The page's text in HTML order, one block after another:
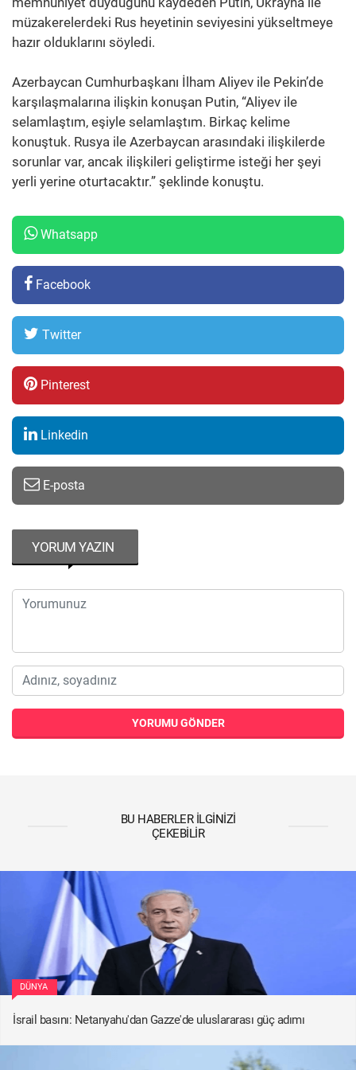
müzakerelerdeki Rus heyetinin seviyesini yükseltmeye
hazır olduklarını söyledi.
Azerbaycan Cumhurbaşkanı İlham Aliyev ile Pekin’de
karşılaşmalarına ilişkin konuşan Putin, “Aliyev ile
selamlaştım, eşiyle selamlaştım. Birkaç kelime
konuştuk. Rusya ile Azerbaycan arasındaki ilişkilerde
sorunlar var, ancak ilişkileri geliştirme isteği her şeyi
yerli yerine oturtacaktır.” şeklinde konuştu.
Whatsapp
Facebook
Twitter
Pinterest
Linkedin
E-posta
YORUM YAZIN
YORUMU GÖNDER
BU HABERLER İLGINIZI
ÇEKEBILIR
DÜNYA
İsrail basını: Netanyahu'dan Gazze'de uluslararası güç adımı